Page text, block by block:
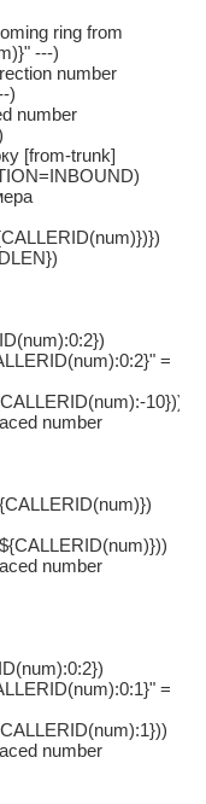
ring from
---)
number
)
number
[from-trunk]
=
10}))
number
number
=
number